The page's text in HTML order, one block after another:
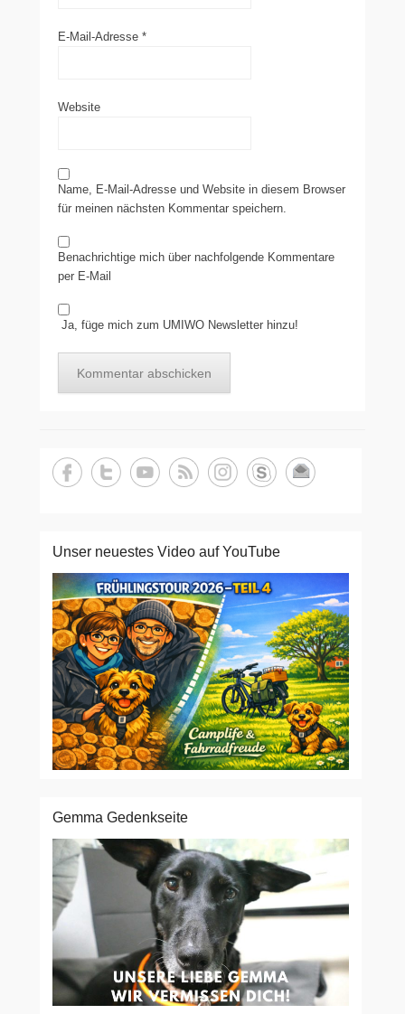
E-Mail-Adresse *
Website
Name, E-Mail-Adresse und Website in diesem Browser
für meinen nächsten Kommentar speichern.
Benachrichtige mich über nachfolgende Kommentare
per E-Mail
Ja, füge mich zum UMIWO Newsletter hinzu!
Unser neuestes Video auf YouTube
Gemma Gedenkseite